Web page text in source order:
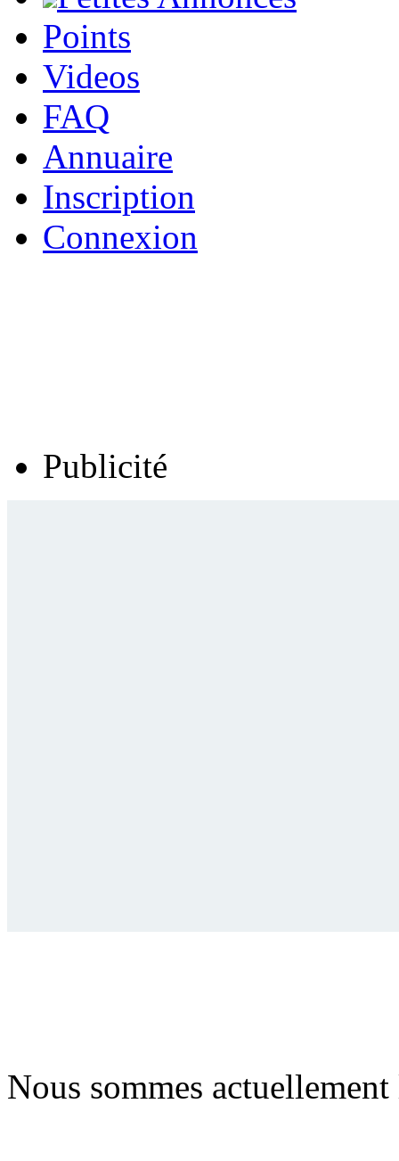
Points
Videos
FAQ
Annuaire
Inscription
Connexion
Publicité
Nous sommes